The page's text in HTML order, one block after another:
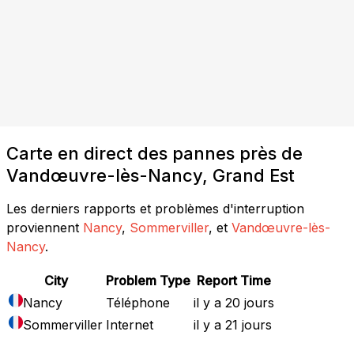
Carte en direct des pannes près de
Vandœuvre-lès-Nancy, Grand Est
Les derniers rapports et problèmes d'interruption
proviennent Nancy, Sommerviller, et Vandœuvre-lès-
Nancy.
City Problem Type Report Time
Nancy
Téléphone
il y a 20 jours
Sommerviller Internet il y a 21 jours